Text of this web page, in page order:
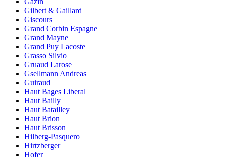
Gilbert & Gaillard
Giscours
Grand Corbin Espagne
Grand Mayne
Grand Puy Lacoste
Grasso Silvio
Gruaud Larose
Gsellmann Andreas
Guiraud
Haut Bages Liberal
Haut Bailly
Haut Batailley
Haut Brion
Haut Brisson
Hilberg-Pasquero
Hirtzberger
Hofer